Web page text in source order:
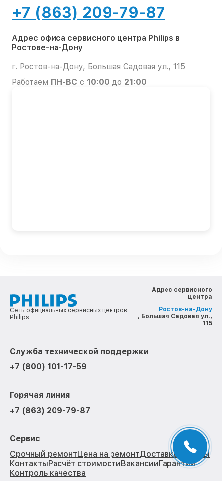
+7 (863) 209-79-87
Адрес офиса сервисного центра Philips в
Ростове-на-Дону
г. Ростов-на-Дону, Большая Садовая ул., 115
Работаем ПН-ВС с 10:00 до 21:00
Сеть официальных сервисных центров
Philips
Адрес сервисного
центра
Ростов-на-Дону
, Большая Садовая ул.,
115
Служба технической поддержки
+7 (800) 101-17-59
Горячая линия
+7 (863) 209-79-87
Сервис
Срочный ремонтЦена на ремонтДоставка
Отзывы
КонтактыРасчёт стоимостиВакансииГарантии
Контроль качества